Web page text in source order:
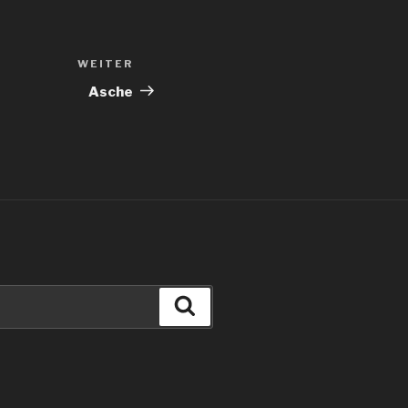
Beitrag
WEITER
Asche